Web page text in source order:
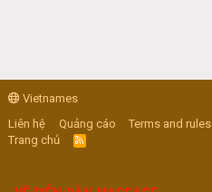
Vietnames
Liên hệ
Quảng cáo Terms and rules
Trang chủ
R
S